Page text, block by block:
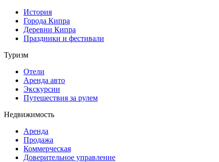
История
Города Кипра
Деревни Кипра
Праздники и фестивали
Туризм
Отели
Аренда авто
Экскурсии
Путешествия за рулем
Недвижимость
Аренда
Продажа
Коммерческая
Доверительное управление